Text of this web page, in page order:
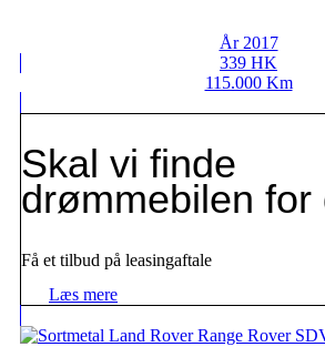
År 2017
339 HK
115.000 Km
Skal vi finde
drømmebilen for
Få et tilbud på leasingaftale
Læs mere